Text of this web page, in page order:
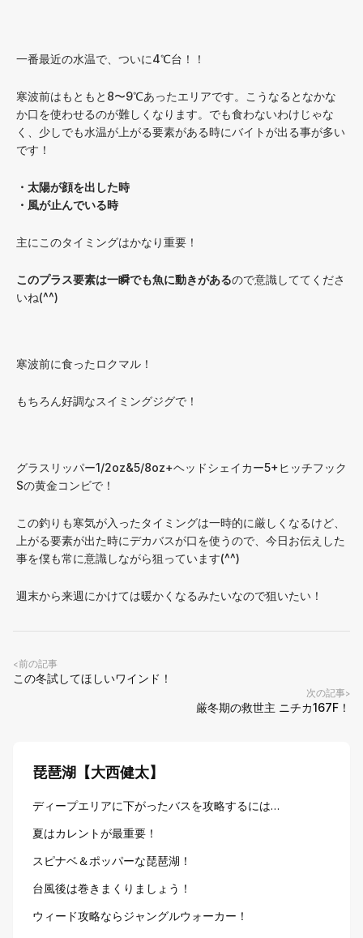
一番最近の水温で、ついに4℃台！！
寒波前はもともと8〜9℃あったエリアです。こうなるとなかな
か口を使わせるのが難しくなります。でも食わないわけじゃな
く、少しでも水温が上がる要素がある時にバイトが出る事が多い
です！
・太陽が顔を出した時
・風が止んでいる時
主にこのタイミングはかなり重要！
このプラス要素は一瞬でも魚に動きがあるので意識しててくださ
いね(^^)
寒波前に食ったロクマル！
もちろん好調なスイミングジグで！
グラスリッパー1/2oz&5/8oz+ヘッドシェイカー5+ヒッチフック
Sの黄金コンビで！
この釣りも寒気が入ったタイミングは一時的に厳しくなるけど、
上がる要素が出た時にデカバスが口を使うので、今日お伝えした
事を僕も常に意識しながら狙っています(^^)
週末から来週にかけては暖かくなるみたいなので狙いたい！
<前の記事
この冬試してほしいワインド！
次の記事>
厳冬期の救世主 ニチカ167F！
琵琶湖【大西健太】
ディープエリアに下がったバスを攻略するには…
夏はカレントが最重要！
スピナベ＆ポッパーな琵琶湖！
台風後は巻きまくりましょう！
ウィード攻略ならジャングルウォーカー！